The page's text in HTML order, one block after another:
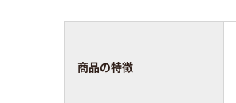
商品の特徴